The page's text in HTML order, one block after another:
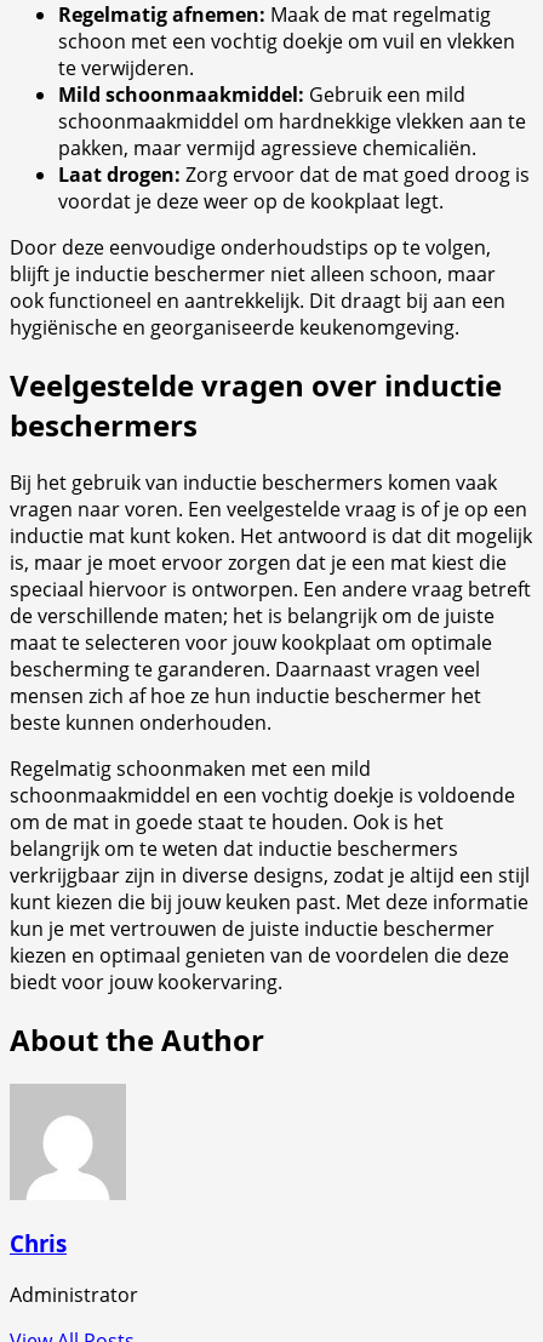
Regelmatig afnemen: Maak de mat regelmatig
schoon met een vochtig doekje om vuil en vlekken
te verwijderen.
Mild schoonmaakmiddel: Gebruik een mild
schoonmaakmiddel om hardnekkige vlekken aan te
pakken, maar vermijd agressieve chemicaliën.
Laat drogen: Zorg ervoor dat de mat goed droog is
voordat je deze weer op de kookplaat legt.
Door deze eenvoudige onderhoudstips op te volgen,
blijft je inductie beschermer niet alleen schoon, maar
ook functioneel en aantrekkelijk. Dit draagt bij aan een
hygiënische en georganiseerde keukenomgeving.
Veelgestelde vragen over inductie
beschermers
Bij het gebruik van inductie beschermers komen vaak
vragen naar voren. Een veelgestelde vraag is of je op een
inductie mat kunt koken. Het antwoord is dat dit mogelijk
is, maar je moet ervoor zorgen dat je een mat kiest die
speciaal hiervoor is ontworpen. Een andere vraag betreft
de verschillende maten; het is belangrijk om de juiste
maat te selecteren voor jouw kookplaat om optimale
bescherming te garanderen. Daarnaast vragen veel
mensen zich af hoe ze hun inductie beschermer het
beste kunnen onderhouden.
Regelmatig schoonmaken met een mild
schoonmaakmiddel en een vochtig doekje is voldoende
om de mat in goede staat te houden. Ook is het
belangrijk om te weten dat inductie beschermers
verkrijgbaar zijn in diverse designs, zodat je altijd een stijl
kunt kiezen die bij jouw keuken past. Met deze informatie
kun je met vertrouwen de juiste inductie beschermer
kiezen en optimaal genieten van de voordelen die deze
biedt voor jouw kookervaring.
About the Author
Chris
Administrator